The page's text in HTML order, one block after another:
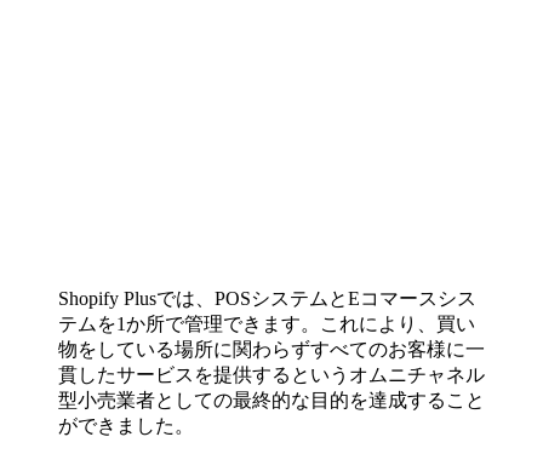
Shopify Plusでは、POSシステムとEコマースシス
テムを1か所で管理できます。これにより、買い
物をしている場所に関わらずすべてのお客様に一
貫したサービスを提供するというオムニチャネル
型小売業者としての最終的な目的を達成すること
ができました。